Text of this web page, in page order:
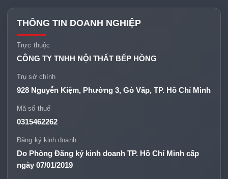
THÔNG TIN DOANH NGHIỆP
Trực thuộc
CÔNG TY TNHH NỘI THẤT BẾP HỒNG
Trụ sở chính
928 Nguyễn Kiệm, Phường 3, Gò Vấp, TP. Hồ Chí Minh
Mã số thuế
0315462262
Đăng ký kinh doanh
Do Phòng Đăng ký kinh doanh TP. Hồ Chí Minh cấp
ngày 07/01/2019